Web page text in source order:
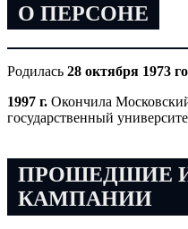
О ПЕРСОНЕ
Родилась 28 октября 1973
1997 г. Окончила
государственный
ПРОШЕДШИЕ
КАМПАНИИ